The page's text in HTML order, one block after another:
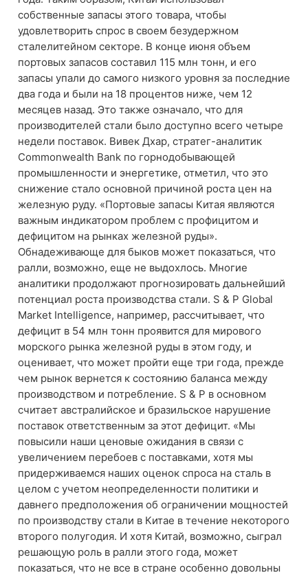
собственные запасы этого товара, чтобы
удовлетворить спрос в своем безудержном
сталелитейном секторе. В конце июня объем
портовых запасов составил 115 млн тонн, и его
запасы упали до самого низкого уровня за последние
два года и были на 18 процентов ниже, чем 12
месяцев назад. Это также означало, что для
производителей стали было доступно всего четыре
недели поставок. Вивек Дхар, стратег-аналитик
Commonwealth Bank по горнодобывающей
промышленности и энергетике, отметил, что это
снижение стало основной причиной роста цен на
железную руду. «Портовые запасы Китая являются
важным индикатором проблем с профицитом и
дефицитом на рынках железной руды».
Обнадеживающе для быков может показаться, что
ралли, возможно, еще не выдохлось. Многие
аналитики продолжают прогнозировать дальнейший
потенциал роста производства стали. S & P Global
Market Intelligence, например, рассчитывает, что
дефицит в 54 млн тонн проявится для мирового
морского рынка железной руды в этом году, и
оценивает, что может пройти еще три года, прежде
чем рынок вернется к состоянию баланса между
производством и потребление. S & P в основном
считает австралийское и бразильское нарушение
поставок ответственным за этот дефицит. «Мы
повысили наши ценовые ожидания в связи с
увеличением перебоев с поставками, хотя мы
придерживаемся наших оценок спроса на сталь в
целом с учетом неопределенности политики и
давнего предположения об ограничении мощностей
по производству стали в Китае в течение некоторого
второго полугодия. И хотя Китай, возможно, сыграл
решающую роль в ралли этого года, может
показаться, что не все в стране особенно довольны